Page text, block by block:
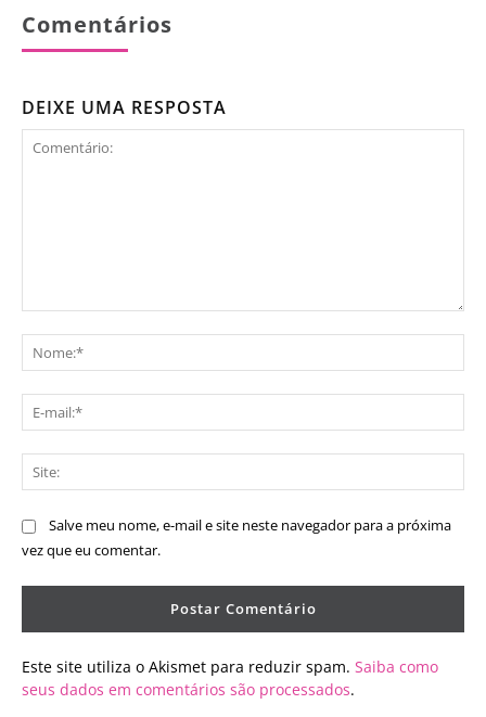
Comentários
DEIXE UMA RESPOSTA
Salve meu nome, e-mail e site neste navegador para a próxima
vez que eu comentar.
Este site utiliza o Akismet para reduzir spam. Saiba como
seus dados em comentários são processados.